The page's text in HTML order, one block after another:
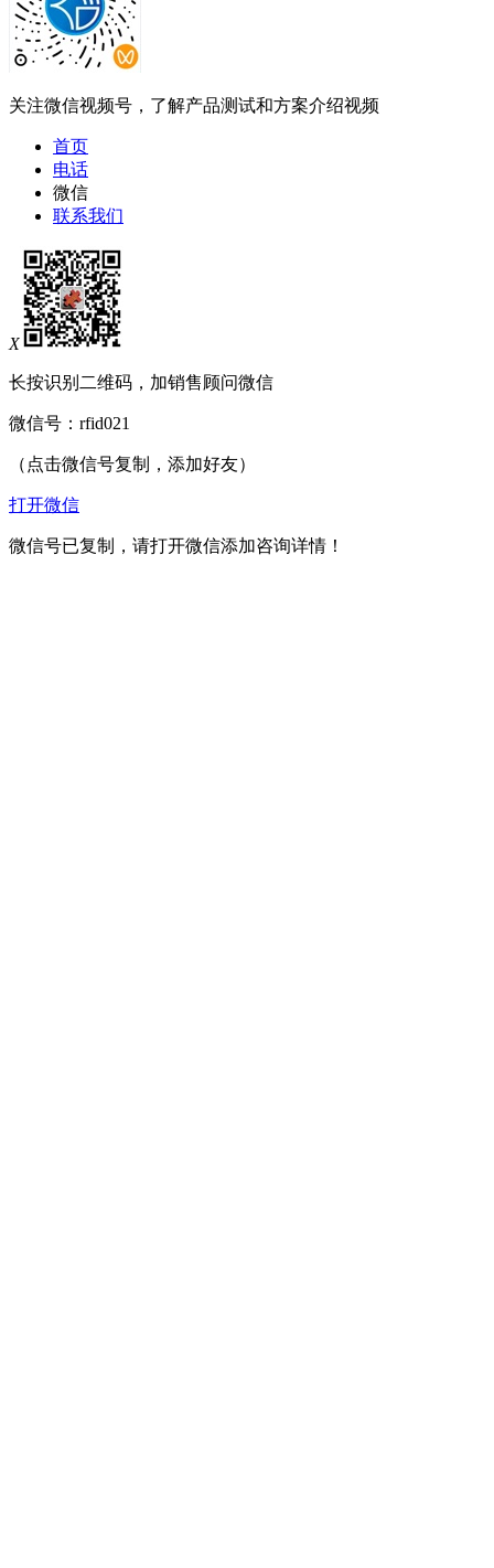
关注微信视频号，了解产品测试和方案介绍视频
首页
电话
微信
联系我们
X
长按识别二维码，加销售顾问微信
微信号： rfid021
（点击微信号复制，添加好友）
打开微信
微信号已复制，请打开微信添加咨询详情！